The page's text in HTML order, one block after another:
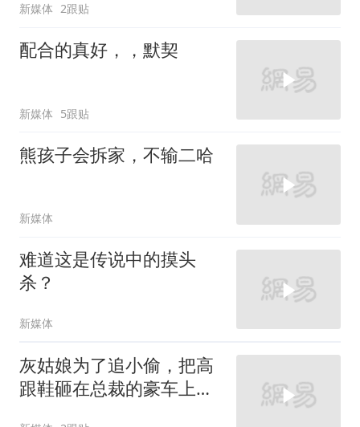
新媒体 2跟贴
配合的真好，，默契
新媒体 5跟贴
熊孩子会拆家，不输二哈
新媒体
难道这是传说中的摸头
杀？
新媒体
灰姑娘为了追小偷，把高
跟鞋砸在总裁的豪车上，